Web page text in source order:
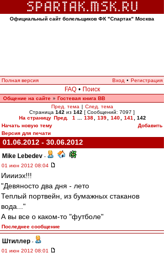
Официальный сайт болельщиков ФК "Спартак" Москва
Полная версия Вход • Регистрация
FAQ • Поиск
Общение на сайте » Гостевая книга ВВ
Пред. тема | След. тема
Страница 142 из 142 [ Сообщений: 7097 ]
На страницу Пред. 1 138 139 140 141
142
Начать новую тему
Добавить
Версия для печати
01.06.2012 - 30.06.2012
Mike Lebedev -
01 июн 2012 08:04
Ииииэх!!!
"Девяносто два дня - лето
Теплый портвейн, из бумажных стаканов
вода..."
А вы все о каком-то "футболе"
Последнее сообщение
Штиллер -
01 июн 2012 08:01